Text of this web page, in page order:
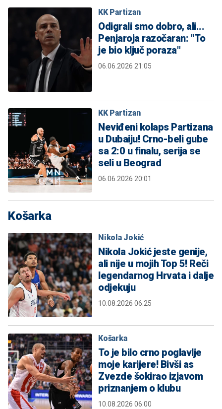
KK Partizan
Odigrali smo dobro, ali...
Penjaroja razočaran: "To
je bio ključ poraza"
06.06.2026 21:05
KK Partizan
Neviđeni kolaps Partizana
u Dubaiju! Crno-beli gube
sa 2:0 u finalu, serija se
seli u Beograd
06.06.2026 20:01
Košarka
Nikola Jokić
Nikola Jokić jeste genije,
ali nije u mojih Top 5! Reči
legendarnog Hrvata i dalje
odjekuju
10.08.2026 06:25
Košarka
To je bilo crno poglavlje
moje karijere! Bivši as
Zvezde šokirao izjavom
priznanjem o klubu
10.08.2026 06:00